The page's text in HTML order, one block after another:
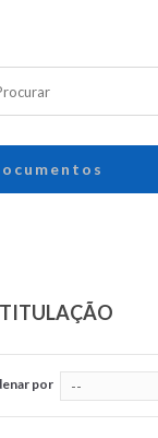
TITULAÇÃO
por